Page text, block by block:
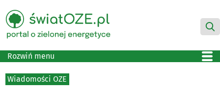
Rozwiń menu
Wiadomości OZE